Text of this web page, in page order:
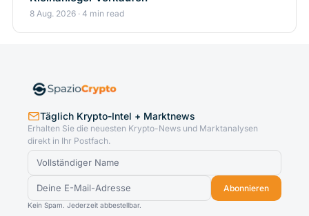
8 Aug. 2026 · 4 min read
Täglich Krypto-Intel + Marktnews
Erhalten Sie die neuesten Krypto-News und Marktanalysen
direkt in Ihr Postfach.
Abonnieren
Kein Spam. Jederzeit abbestellbar.